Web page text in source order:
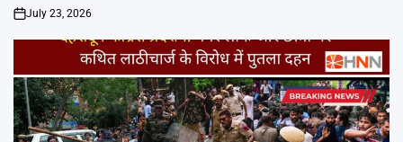
on
July 23, 2026